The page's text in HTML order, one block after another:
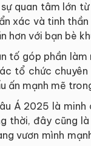
quan tâm lớn
xác và tinh
hơn với bạn bè
tố góp phần
tổ chức chuyên
ấn mạnh mẽ
Á 2025 là
đây cũng là
vươn mình